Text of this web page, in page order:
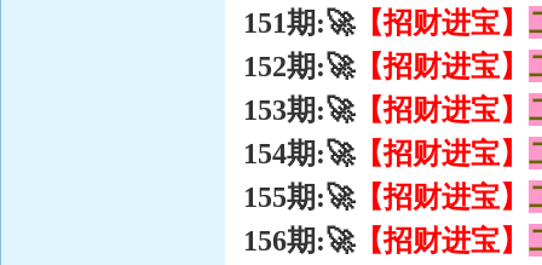
151期:🚀【招财进宝】
152期:🚀【招财进宝】
153期:🚀【招财进宝】
154期:🚀【招财进宝】
155期:🚀【招财进宝】
156期:🚀【招财进宝】